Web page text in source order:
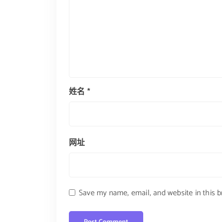
姓名 *
网址
Save my name, email, and website in